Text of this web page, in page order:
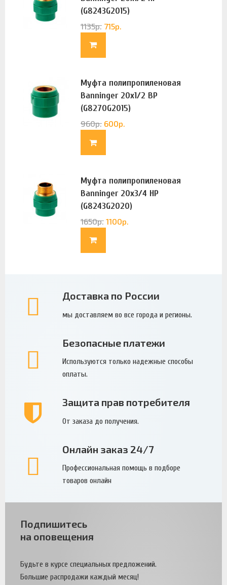
(G8243G2015)
1135р. 715р.
Муфта полипропиленовая
Banninger 20х1/2 ВР
(G8270G2015)
960р. 600р.
Муфта полипропиленовая
Banninger 20х3/4 НР
(G8243G2020)
1650р. 1100р.
Доставка по России
мы доставляем во все города и регионы.
Безопасные платежи
Используются только надежные способы
оплаты.
Защита прав потребителя
От заказа до получения.
Онлайн заказ 24/7
Профессиональная помощь в подборе
товаров онлайн
Подпишитесь
на оповещения
Будьте в курсе специальных предложений.
Большие распродажи каждый месяц!